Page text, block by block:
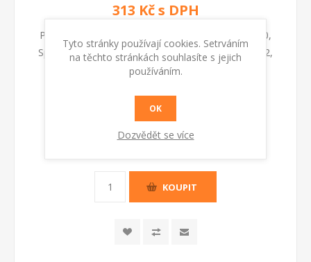
313 Kč s DPH
Pojistkový svorník 990595 Telwin pro Dynamic 620,
Sprinter 6000, Doctor Start 530, 630, Startzilla 4012,
9012, 9024
990595
KOUPIT
Tyto stránky používají cookies. Setrváním
na těchto stránkách souhlasíte s jejich
používáním.
OK
Dozvědět se více